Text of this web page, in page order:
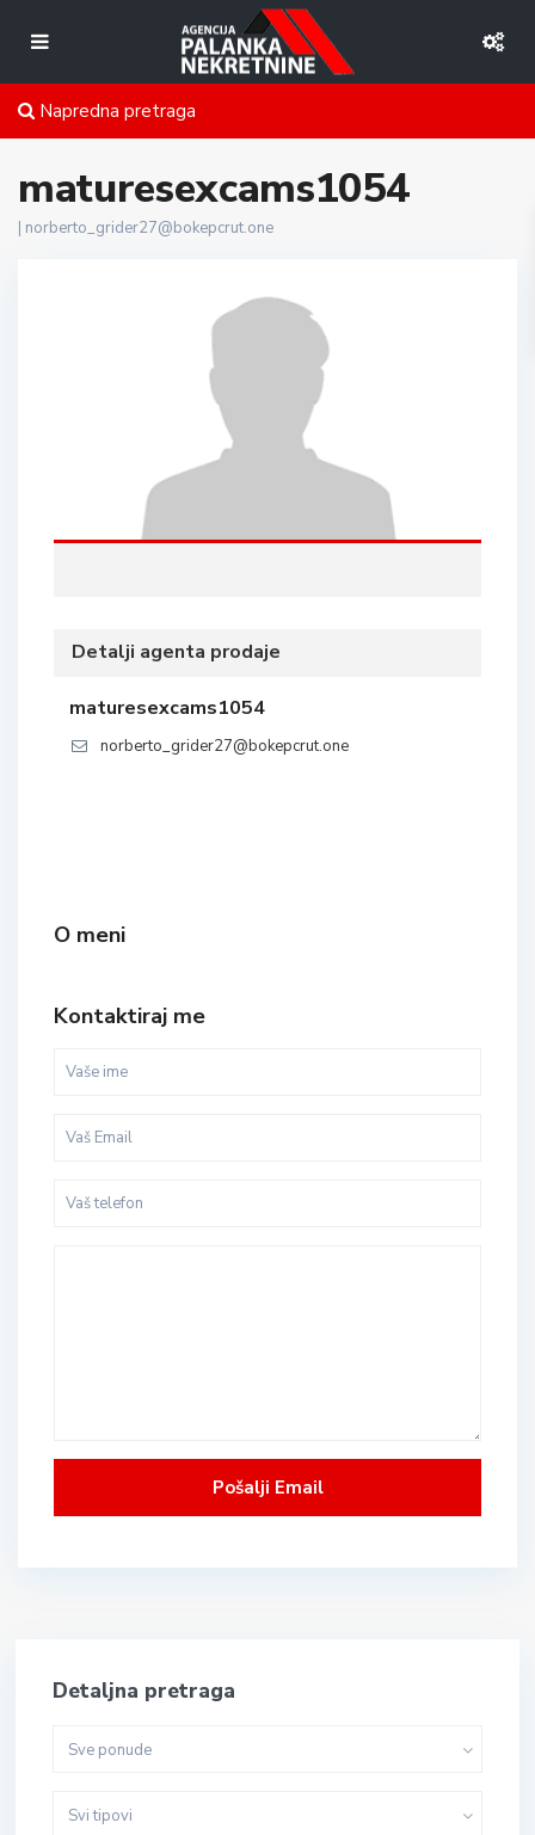
Napredna pretraga
maturesexcams1054
| norberto_grider27@bokepcrut.one
Detalji agenta prodaje
maturesexcams1054
norberto_grider27@bokepcrut.one
O meni
Kontaktiraj me
Detaljna pretraga
Sve ponude
Svi tipovi